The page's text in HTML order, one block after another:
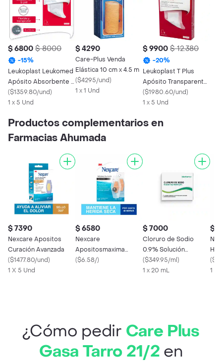
$ 6800 $ 8000
-15%
Leukoplast Leukomed
Apósito Absorbente 8
x 10 cm
($1359.80/und)
1 x 5 Und
$ 4290
Care-Plus Venda
Elástica 10 cm x 4.5 m
($4295/und)
1 x 1 Und
$ 9900 $ 12.380
-20%
Leukoplast T Plus
Apósito Transparente
5 x 7.2 cm
($1980.60/und)
1 x 5 Und
Productos complementarios en
Farmacias Ahumada
$ 7390
Nexcare Apositos
Curación Avanzada
($1477.80/und)
1 X 5 Und
$ 6580
Nexcare
Apositosmaxima
Duracion
($6.58/)
$ 7000
Cloruro de Sodio
0.9% Solución
Inyectable Ampolla
($349.95/ml)
1 x 20 mL
$
(
1 X
¿Cómo pedir Care Plus
Gasa Tarro 21/2 en